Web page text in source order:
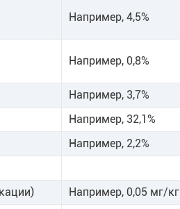
Например, 4,5%
Например, 0,8%
Например, 3,7%
Например, 32,1%
Например, 2,2%
Например, 0,05 мг/кг